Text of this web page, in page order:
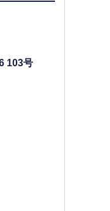
103号